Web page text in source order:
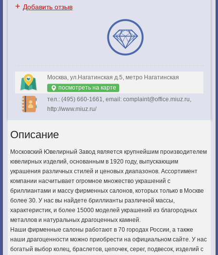
+ Добавить отзыв
Москва, ул.Нагатинская д.5, метро Нагатинская
посмотреть на карте
тел.: (495) 660-1661, email: complaint@office.miuz.ru,
http://www.miuz.ru/
Описание
Московский Ювелирный Завод является крупнейшим производителем
ювелирных изделий, основанным в 1920 году, выпускающим
украшения различных стилей и ценовых диапазонов. Ассортимент
компании насчитывает огромное множество украшений с
бриллиантами и массу фирменных салонов, которых только в Москве
более 30. У нас вы найдете бриллианты различной массы,
характеристик, и более 15000 моделей украшений из благородных
металлов и натуральных драгоценных камней.
Наши фирменные салоны работают в 70 городах России, а также
наши драгоценности можно приобрести на официальном сайте. У нас
богатый выбор колец, браслетов, цепочек, серег, подвесок, изделий с